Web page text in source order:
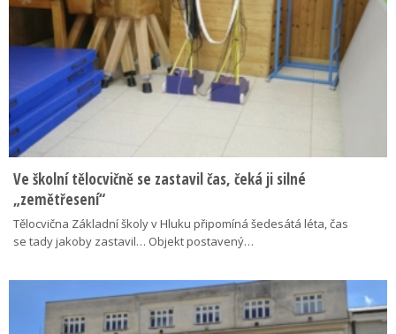
Ve školní tělocvičně se zastavil čas, čeká ji silné
„zemětřesení“
Tělocvična Základní školy v Hluku připomíná šedesátá léta, čas
se tady jakoby zastavil… Objekt postavený…